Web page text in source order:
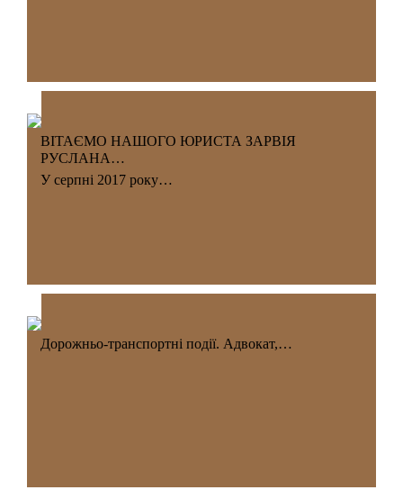
ВІТАЄМО НАШОГО ЮРИСТА ЗАРВІЯ
РУСЛАНА…
У серпні 2017 року…
Дорожньо-транспортні події. Адвокат,…